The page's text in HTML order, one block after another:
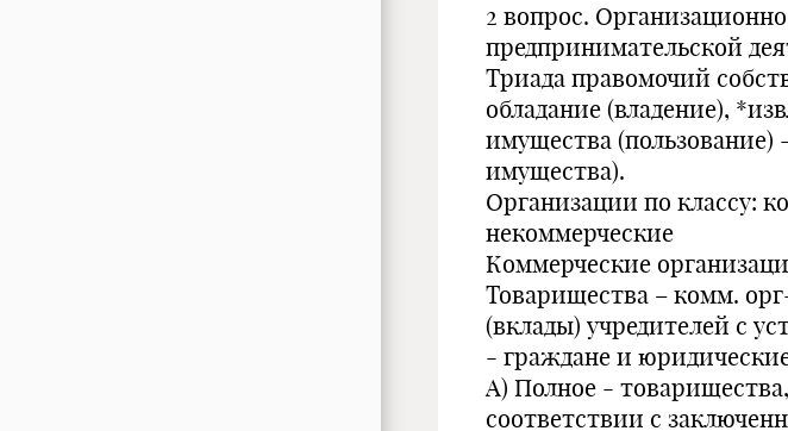
2 вопрос.
предпринимательской
Триада правомочий
обладание (владение),
имущества
имущества).
Организации по классу:
некоммерческие
Коммерческие
Товарищества – комм.
(вклады) учредителей с
- граждане и
А) Полное -
соответствии с